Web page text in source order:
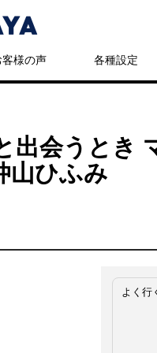
客様の声 各種設定
出会うとき
ひふみ
よく行